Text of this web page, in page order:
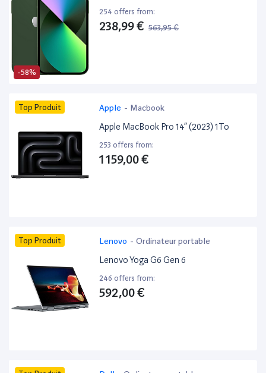
-58%
254 offers from:
238,99 € 563,95 €
Top Produit Apple - Macbook
Apple MacBook Pro 14” (2023) 1To
253 offers from:
1 159,00 €
Top Produit Lenovo - Ordinateur portable
Lenovo Yoga G6 Gen 6
246 offers from:
592,00 €